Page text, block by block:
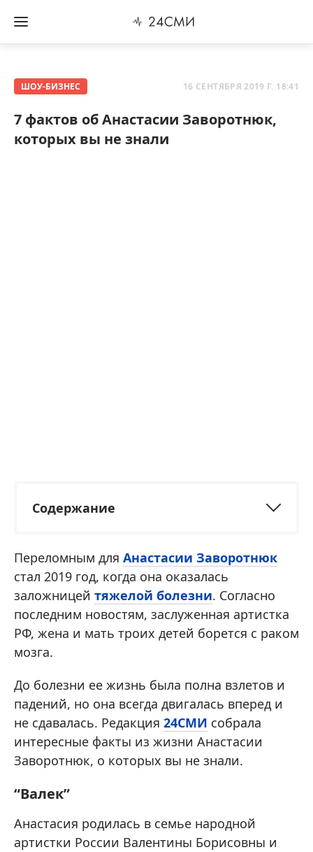
ШОУ-БИЗНЕС 16 СЕНТЯБРЯ 2019 Г. 18:41
7 фактов об Анастасии Заворотнюк,
которых вы не знали
Содержание
Переломным для Анастасии Заворотнюк
стал 2019 год, когда она оказалась
заложницей тяжелой болезни. Согласно
последним новостям, заслуженная артистка
РФ, жена и мать троих детей борется с раком
мозга.
До болезни ее жизнь была полна взлетов и
падений, но она всегда двигалась вперед и
не сдавалась. Редакция 24СМИ собрала
интересные факты из жизни Анастасии
Заворотнюк, о которых вы не знали.
“Валек”
Анастасия родилась в семье народной
артистки России Валентины Борисовны и